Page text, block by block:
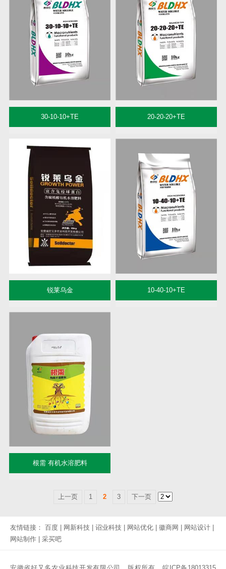
30-10-10+TE 20-20-20+TE
锐莱乌金 10-40-10+TE
根需 有机水溶肥料
上一页 1 2 3 下一页
友情链接： 百度 | 网新科技 | 诏业科技 | 网站优化 | 徽商网 | 网站设计 |
网站制作 | 采买吧